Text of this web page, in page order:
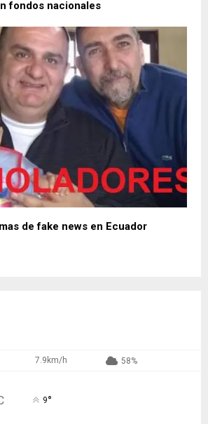
fondos nacionales
de fake news en Ecuador
7.9km/h 58%
9°